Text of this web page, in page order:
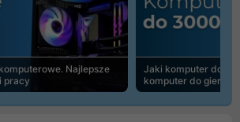
Najlepsze
pracy
Jaki komputer do
komputer do gier |